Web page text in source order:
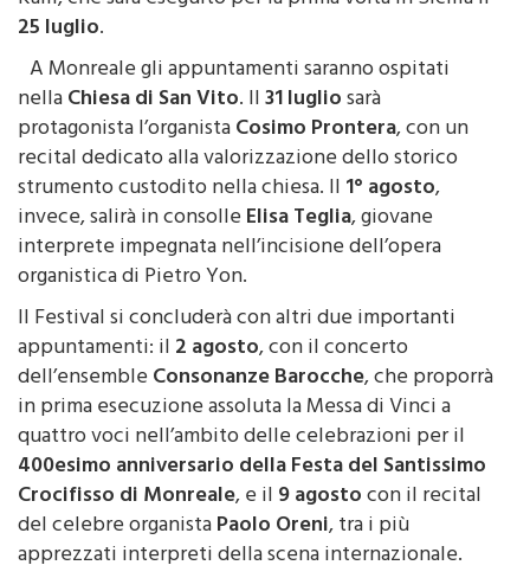
25 luglio.
A Monreale gli appuntamenti saranno ospitati
nellaChiesa di San Vito. Il31 lugliosarà
protagonista l’organistaCosimo Prontera, con un
recital dedicato alla valorizzazione dello storico
strumento custodito nella chiesa. Il1° agosto,
invece, salirà in consolleElisa Teglia, giovane
interprete impegnata nell’incisione dell’opera
organistica di Pietro Yon.
Il Festival si concluderà con altri due importanti
appuntamenti: il2 agosto, con il concerto
dell’ensembleConsonanze Barocche, che proporrà
in prima esecuzione assoluta la Messa di Vinci a
quattro voci nell’ambito delle celebrazioni per il
400esimo anniversario della Festa del Santissimo
Crocifisso di Monreale, e il9 agostocon il recital
del celebre organistaPaolo Oreni, tra i più
apprezzati interpreti della scena internazionale.